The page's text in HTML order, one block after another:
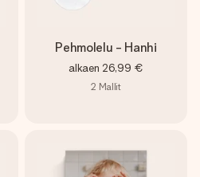
Pehmolelu - Hanhi
alkaen 26,99 €
2 Mallit